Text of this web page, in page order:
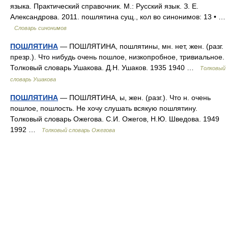
языка. Практический справочник. М.: Русский язык. З. Е.
Александрова. 2011. пошлятина сущ., кол во синонимов: 13 • …
Словарь синонимов
ПОШЛЯТИНА — ПОШЛЯТИНА, пошлятины, мн. нет, жен. (разг.
презр.). Что нибудь очень пошлое, низкопробное, тривиальное.
Толковый словарь Ушакова. Д.Н. Ушаков. 1935 1940 …
Толковый
словарь Ушакова
ПОШЛЯТИНА — ПОШЛЯТИНА, ы, жен. (разг.). Что н. очень
пошлое, пошлость. Не хочу слушать всякую пошлятину.
Толковый словарь Ожегова. С.И. Ожегов, Н.Ю. Шведова. 1949
1992 …
Толковый словарь Ожегова